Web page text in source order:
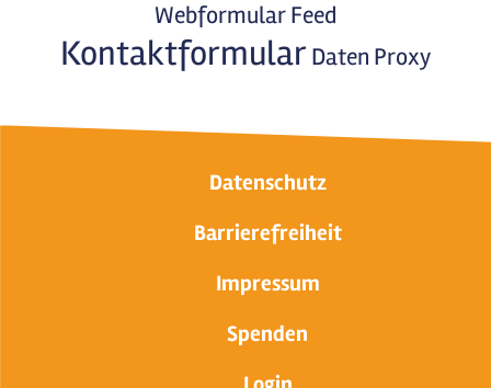
WebformularFeed
Kontaktformular Daten Proxy
Datenschutz
Barrierefreiheit
Impressum
Spenden